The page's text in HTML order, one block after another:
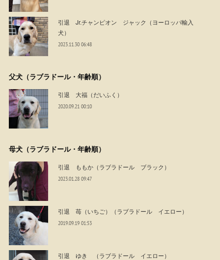
引退 Jr.チャンピオン ジャック（ヨーロッパ輸入
犬）
2023.11.30 06:48
父犬（ラブラドール・年齢順）
引退 大福（だいふく）
2020.09.21 00:10
母犬（ラブラドール・年齢順）
引退 ももか（ラブラドール ブラック）
2023.01.28 09:47
引退 苺（いちご）（ラブラドール イエロー）
2019.09.19 01:53
引退 ゆき （ラブラドール イエロー）